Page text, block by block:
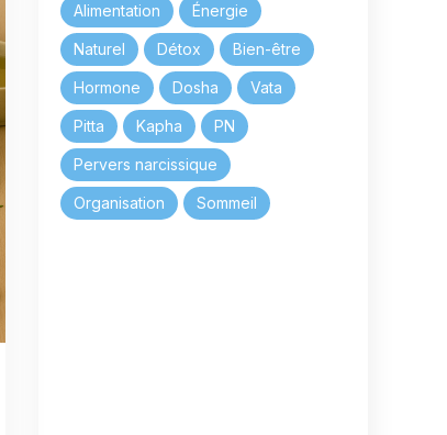
Alimentation Énergie
Naturel Détox Bien-être
Hormone Dosha Vata
Pitta Kapha PN
Pervers narcissique
Organisation Sommeil